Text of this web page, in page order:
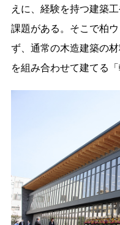
えに、経験を持つ建築
課題がある。そこで柏
ず、通常の木造建築の
を組み合わせて建てる